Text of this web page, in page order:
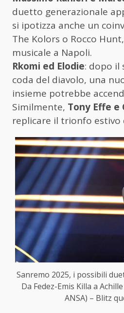
duetto generazionale
si ipotizza anche un
The Kolors o Rocco
musicale a Napoli.
Rkomi ed Elodie: dopo il
coda del diavolo, una
insieme potrebbe
Similmente, Tony Effe e
replicare il trionfo estivo
Sanremo 2025, i possibili
Da Fedez-Emis Killa a
ANSA) – Blitz